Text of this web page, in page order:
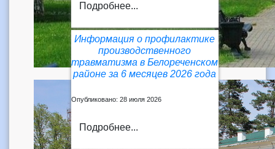
Подробнее...
Информация о профилактике
производственного
травматизма в Белореченском
районе за 6 месяцев 2026 года
Опубликовано: 28 июля 2026
Подробнее...